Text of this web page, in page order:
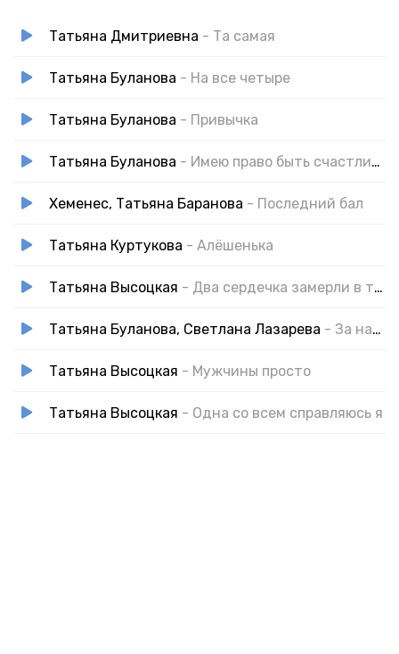
Встречи разные
Татьяна Дмитриевна - Та самая
Татьяна Буланова - На все четыре
Татьяна Буланова - Привычка
Татьяна Буланова - Имею право быть счастливой
Хеменес, Татьяна Баранова - Последний бал
Татьяна Куртукова - Алёшенька
Татьяна Высоцкая - Два сердечка замерли в тиши
Татьяна Буланова, Светлана Лазарева - За нас красивых
Татьяна Высоцкая - Мужчины просто
Татьяна Высоцкая - Одна со всем справляюсь я